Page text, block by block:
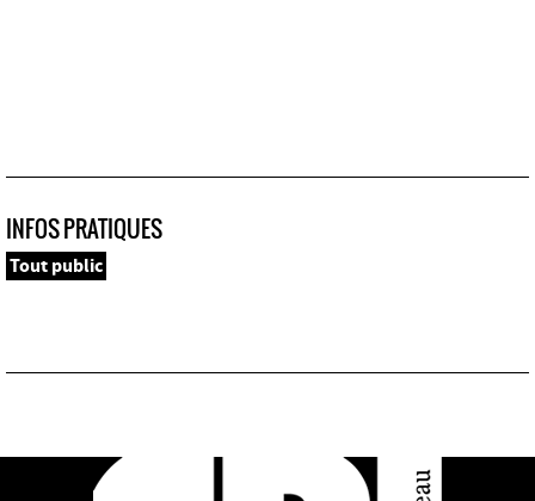
INFOS PRATIQUES
Tout public